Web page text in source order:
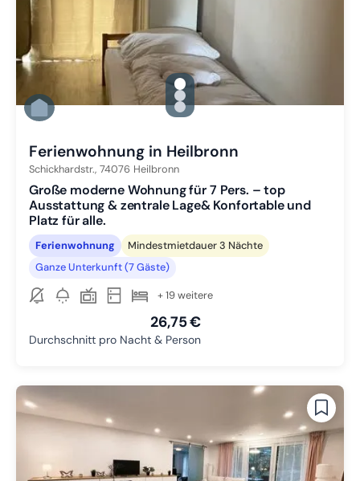
gallery.slide_selector
Zu Slide 1 wechseln
Zu Slide 2 wechseln
Zu Slide 3 wechseln
Ferienwohnung in Heilbronn
Schickhardstr., 74076 Heilbronn
Große moderne Wohnung für 7 Pers. – top
Ausstattung & zentrale Lage& Konfortable und
Platz für alle.
Ferienwohnung
Mindestmietdauer 3 Nächte
Ganze Unterkunft (7 Gäste)
+ 19 weitere
26,75 €
Durchschnitt pro Nacht & Person